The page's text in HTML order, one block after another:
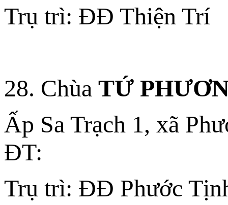
Trụ trì: ĐĐ Thiện Trí
28. Chùa TỨ
Ấp Sa Trạch 1, xã
ÐT:
Trụ trì: ĐĐ Phước